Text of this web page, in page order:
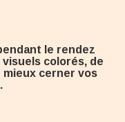
le rendez
colorés, de
cerner vos